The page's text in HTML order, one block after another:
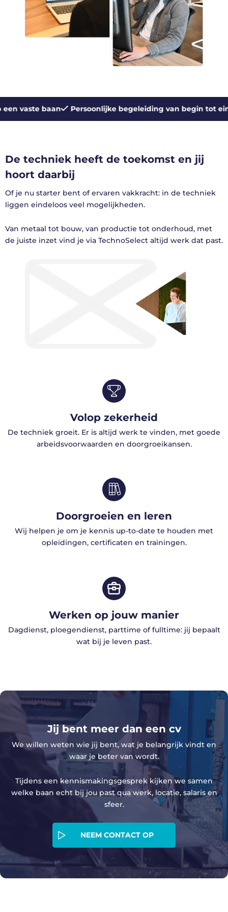
baan Persoonlijke begeleiding van begin tot eind
De techniek heeft de toekomst en jij
hoort daarbij
Of je nu starter bent of ervaren vakkracht: in de techniek
liggen eindeloos veel mogelijkheden.
Van metaal tot bouw, van productie tot onderhoud, met
de juiste inzet vind je via TechnoSelect altijd werk dat past.
Volop zekerheid
De techniek groeit. Er is altijd werk te vinden, met goede
arbeidsvoorwaarden en doorgroeikansen.
Doorgroeien en leren
Wij helpen je om je kennis up-to-date te houden met
opleidingen, certificaten en trainingen.
Werken op jouw manier
Dagdienst, ploegendienst, parttime of fulltime: jij bepaalt
wat bij je leven past.
Jij bent meer dan een cv
We willen weten wie jij bent, wat je belangrijk vindt en
waar je beter van wordt.
Tijdens een kennismakingsgesprek kijken we samen
welke baan echt bij jou past qua werk, locatie, salaris en
sfeer.
NEEM CONTACT OP